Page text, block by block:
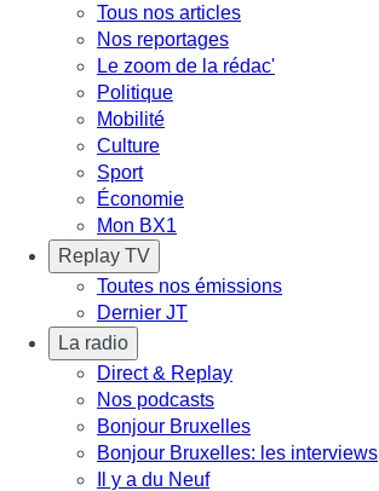
Tous nos articles
Nos reportages
Le zoom de la rédac'
Politique
Mobilité
Culture
Sport
Économie
Mon BX1
Replay TV
Toutes nos émissions
Dernier JT
La radio
Direct & Replay
Nos podcasts
Bonjour Bruxelles
Bonjour Bruxelles: les interviews
Il y a du Neuf